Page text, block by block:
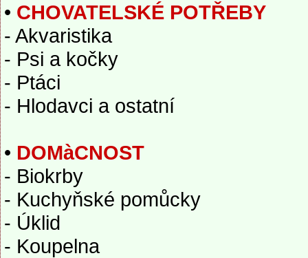
• CHOVATELSKÉ POTŘEBY
- Akvaristika
- Psi a kočky
- Ptáci
- Hlodavci a ostatní
• DOMàCNOST
- Biokrby
- Kuchyňské pomůcky
- Úklid
- Koupelna